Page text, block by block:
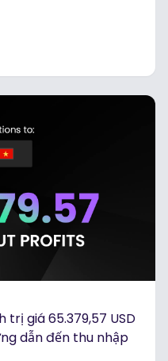
giá 65.379,57 USD
dẫn đến thu nhập